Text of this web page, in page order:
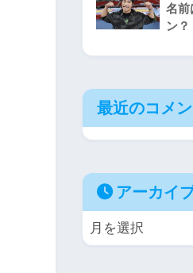
名前
ン？
最近のコメン
アーカイ